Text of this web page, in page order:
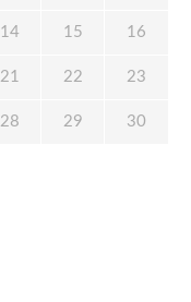
14 15 16
21 22 23
28 29 30